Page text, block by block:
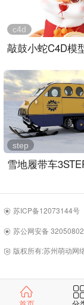
敲鼓小蛇C4D模
c4d
step
苏ICP备12073144号
苏公网安备
版权所有:苏州萌动网